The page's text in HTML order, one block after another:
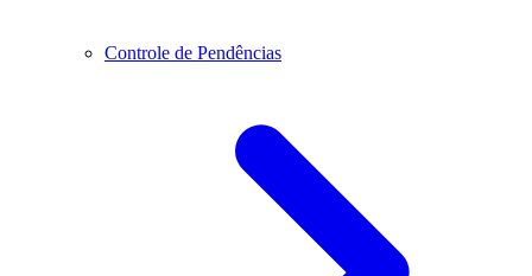
Controle de Pendências